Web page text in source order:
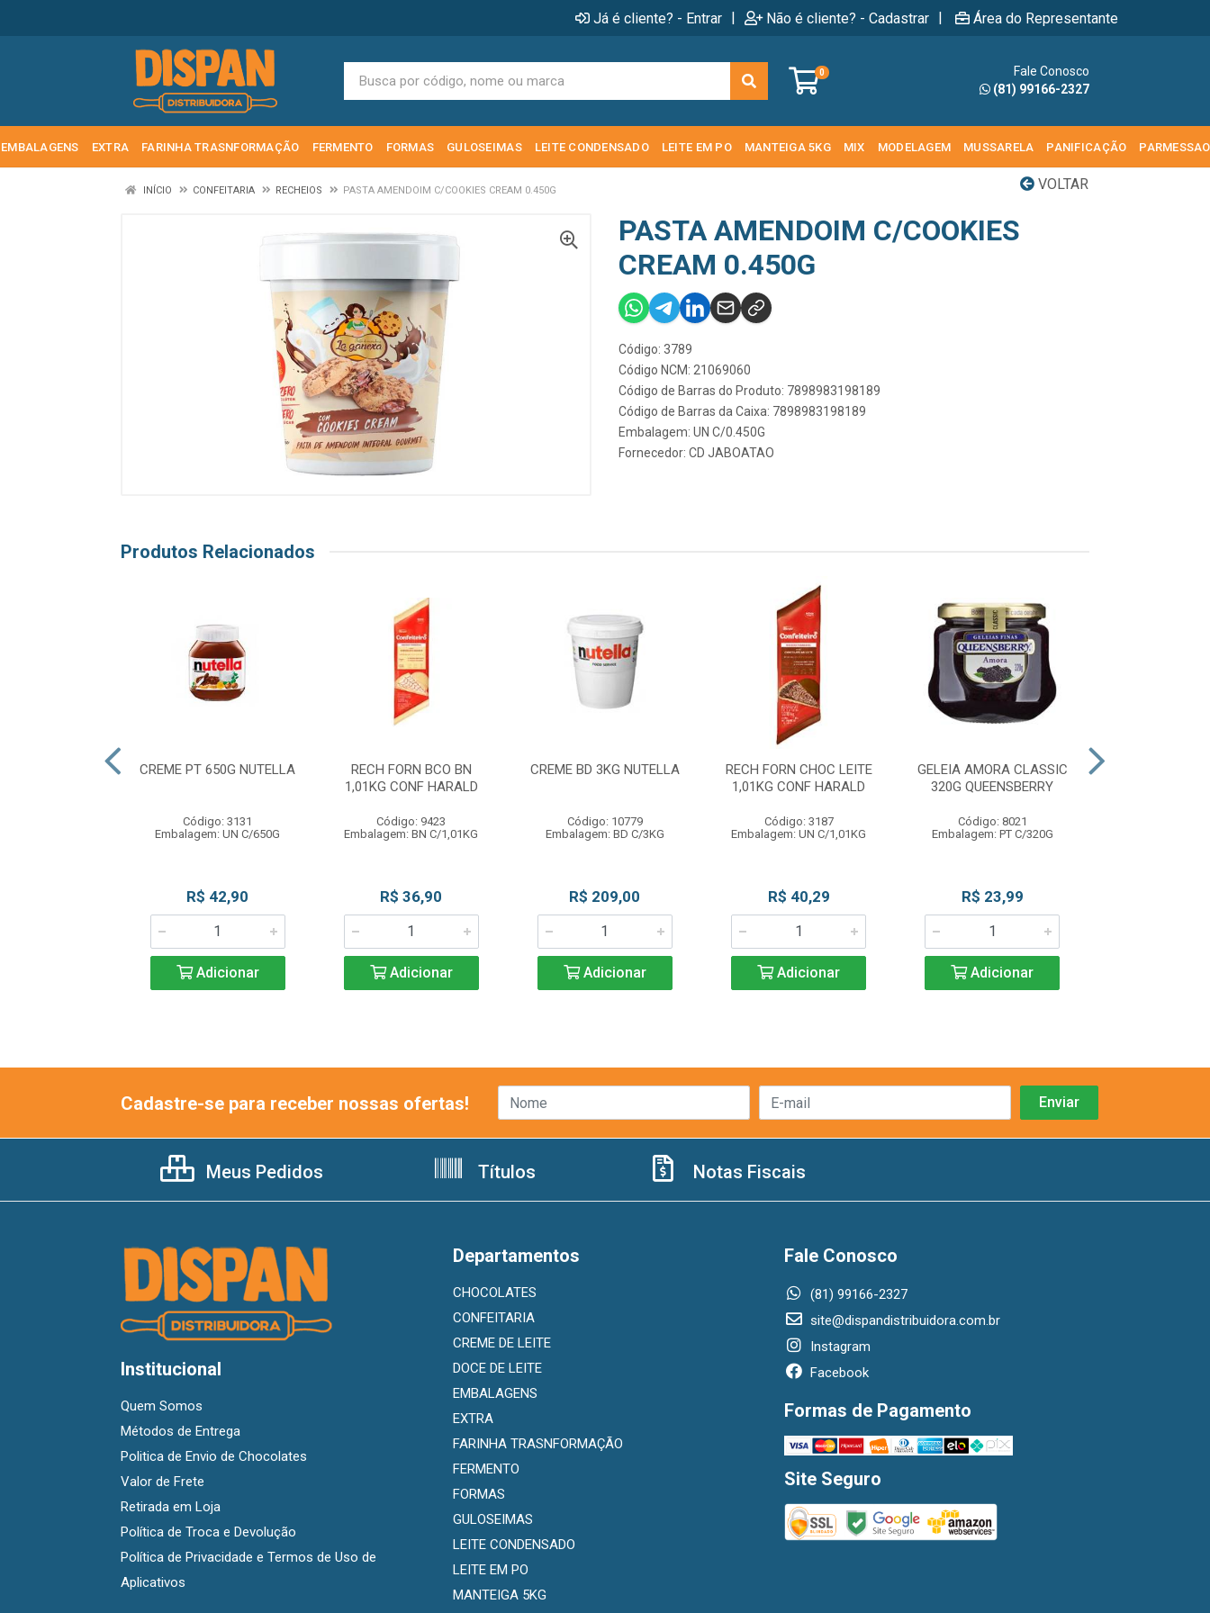
Já é cliente? - Entrar | Não é cliente? - Cadastrar | Área do Representante
0
Fale Conosco
(81) 99166-2327
EMBALAGENS EXTRA FARINHA TRASNFORMAÇÃO FERMENTO FORMAS GULOSEIMAS LEITE CONDENSADO LEITE EM PO MANTEIGA 5KG MIX MODELAGEM MUSSARELA PANIFICAÇÃO PARMESSAO
VOLTAR
INÍCIO CONFEITARIA RECHEIOS PASTA AMENDOIM C/COOKIES CREAM 0.450G
PASTA AMENDOIM C/COOKIES
CREAM 0.450G
Código: 3789
Código NCM: 21069060
Código de Barras do Produto: 7898983198189
Código de Barras da Caixa: 7898983198189
Embalagem: UN C/0.450G
Fornecedor: CD JABOATAO
Produtos Relacionados
CREME PT 650G NUTELLA
Código: 3131
Embalagem: UN C/650G
R$ 42,90
Adicionar
RECH FORN BCO BN
1,01KG CONF HARALD
Código: 9423
Embalagem: BN C/1,01KG
R$ 36,90
Adicionar
CREME BD 3KG NUTELLA
Código: 10779
Embalagem: BD C/3KG
R$ 209,00
Adicionar
RECH FORN CHOC LEITE
1,01KG CONF HARALD
Código: 3187
Embalagem: UN C/1,01KG
R$ 40,29
Adicionar
GELEIA AMORA CLASSIC
320G QUEENSBERRY
Código: 8021
Embalagem: PT C/320G
R$ 23,99
Adicionar
Cadastre-se para receber nossas ofertas!
Meus Pedidos Títulos Notas Fiscais
Institucional
Quem Somos
Métodos de Entrega
Politica de Envio de Chocolates
Valor de Frete
Retirada em Loja
Política de Troca e Devolução
Política de Privacidade e Termos de Uso de
Aplicativos
Departamentos
CHOCOLATES
CONFEITARIA
CREME DE LEITE
DOCE DE LEITE
EMBALAGENS
EXTRA
FARINHA TRASNFORMAÇÃO
FERMENTO
FORMAS
GULOSEIMAS
LEITE CONDENSADO
LEITE EM PO
MANTEIGA 5KG
Fale Conosco
(81) 99166-2327
site@dispandistribuidora.com.br
Instagram
Facebook
Formas de Pagamento
Site Seguro